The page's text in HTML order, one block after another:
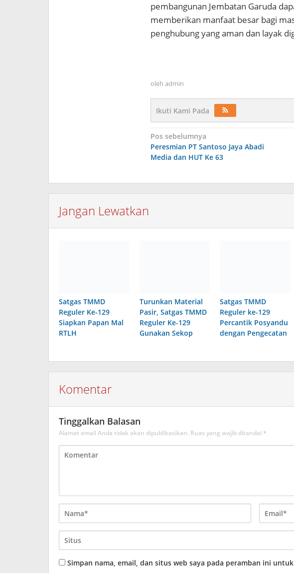
pembangunan Jembatan Garuda
memberikan manfaat besar bagi
penghubung yang aman dan layak
oleh admin
Ikuti Kami Pada
Navigasi
pos
Pos sebelumnya
Peresmian PT Santoso Jaya Abadi
Media dan HUT Ke 63
Jangan Lewatkan
Satgas TMMD
Reguler Ke-129
Siapkan Papan Mal
RTLH
Turunkan Material
Pasir, Satgas TMMD
Reguler Ke-129
Gunakan Sekop
Satgas TMMD
Reguler ke-129
Percantik Posyandu
dengan Pengecatan
Komentar
Tinggalkan Balasan
Alamat email Anda tidak akan dipublikasikan. Ruas yang wajib ditandai *
Simpan nama, email, dan situs web saya pada peramban ini